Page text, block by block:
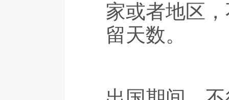
家或者地区
留天数。